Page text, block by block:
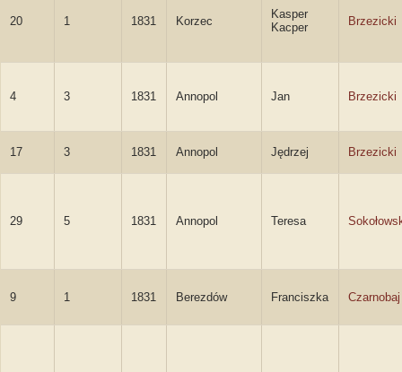
20 1 1831 Korzec
Kasper
Kacper
Brzezicki
4 3 1831 Annopol Jan Brzezicki
17 3 1831 Annopol Jędrzej Brzezicki
29 5 1831 Annopol Teresa
9 1 1831 Berezdów Franciszka Czarnobaj